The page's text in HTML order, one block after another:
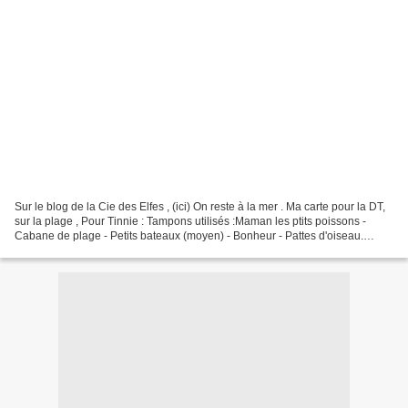
Sur le blog de la Cie des Elfes , (ici) On reste à la mer . Ma carte pour la DT,
sur la plage , Pour Tinnie : Tampons utilisés :Maman les ptits poissons -
Cabane de plage - Petits bateaux (moyen) - Bonheur - Pattes d'oiseau.